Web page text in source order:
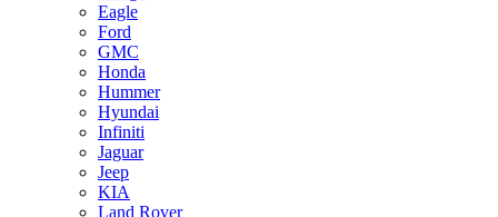
Eagle
Ford
GMC
Honda
Hummer
Hyundai
Infiniti
Jaguar
Jeep
KIA
Land Rover